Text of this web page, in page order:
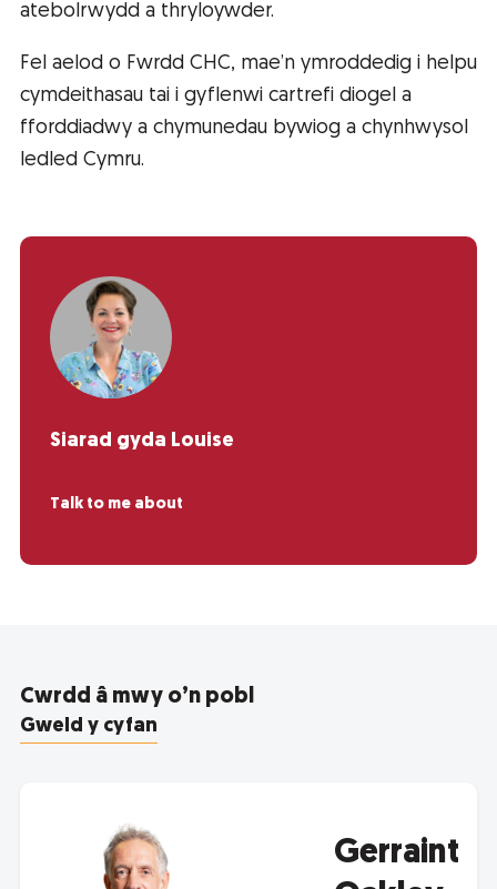
atebolrwydd a thryloywder.
Fel aelod o Fwrdd CHC, mae’n ymroddedig i helpu
cymdeithasau tai i gyflenwi cartrefi diogel a
fforddiadwy a chymunedau bywiog a chynhwysol
ledled Cymru.
Siarad gyda Louise
Talk to me about
Cwrdd â mwy o’n pobl
Gweld y cyfan
Gerraint